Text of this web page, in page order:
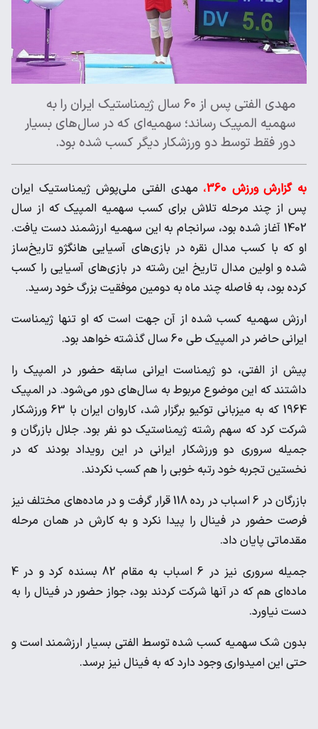
مهدی الفتی پس از ۶۰ سال ژیمناستیک ایران را به
سهمیه المپیک رساند؛ سهمیه‌ای که در سال‌های بسیار
دور فقط توسط دو ورزشکار دیگر کسب شده بود.
به گزارش ورزش 360 ، مهدی الفتی ملی‌پوش ژیمناستیک ایران
پس از چند مرحله تلاش برای کسب سهمیه المپیک که از سال
1402 آغاز شده بود، سرانجام به این سهمیه ارزشمند دست یافت.
او که با کسب مدال نقره در بازی‌های آسیایی هانگژو تاریخ‌ساز
شده و اولین مدال تاریخ این رشته در بازی‌های آسیایی را کسب
کرده بود، به فاصله چند ماه به دومین موفقیت بزرگ خود رسید.
ارزش سهمیه کسب شده از آن جهت است که او تنها ژیمناست
ایرانی حاضر در المپیک طی 60 سال گذشته خواهد بود.
پیش از الفتی، دو ژیمناست ایرانی سابقه حضور در المپیک را
داشتند که این موضوع مربوط به سال‌های دور می‌شود. در المپیک
1964 که به میزبانی توکیو برگزار شد، کاروان ایران با 63 ورزشکار
شرکت کرد که سهم رشته ژیمناستیک دو نفر بود. جلال بازرگان و
جمیله سروری دو ورزشکار ایرانی در این رویداد بودند که در
نخستین تجربه خود رتبه خوبی را هم کسب نکردند.
بازرگان در 6 اسباب در رده 118 قرار گرفت و در ماده‌های مختلف نیز
فرصت حضور در فینال را پیدا نکرد و به کارش در همان مرحله
مقدماتی پایان داد.
جمیله سروری نیز در 6 اسباب به مقام 82 بسنده کرد و در 4
ماده‌ای هم که در آنها شرکت کردند بود، جواز حضور در فینال را به
دست نیاورد.
بدون شک سهمیه کسب شده توسط الفتی بسیار ارزشمند است و
حتی این امیدواری وجود دارد که به فینال نیز برسد.